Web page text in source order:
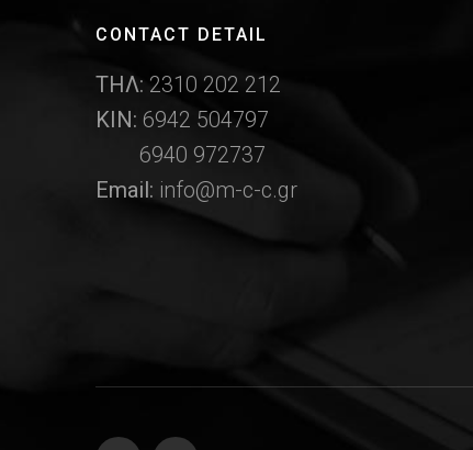
CONTACT DETAIL
ΤΗΛ: 2310 202 212
ΚΙΝ: 6942 504797
6940 972737
Email: info@m-c-c.gr